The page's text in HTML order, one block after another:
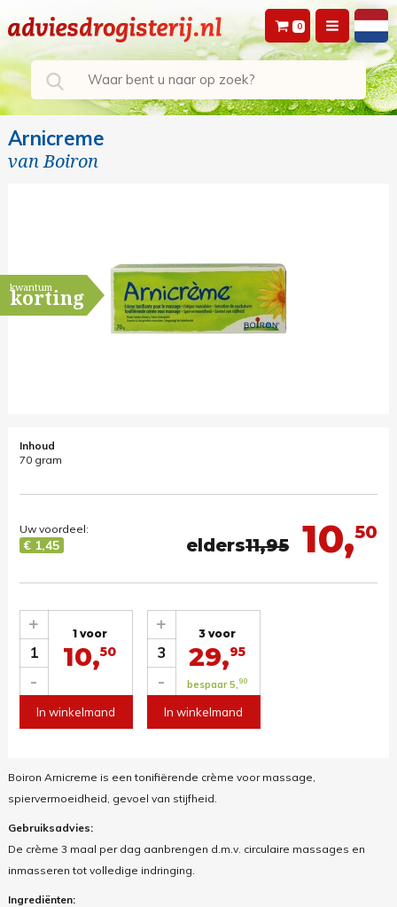
0
Arnicreme
vanBoiron
kwantum
korting
Inhoud
70 gram
10,50
elders11,95
Uw voordeel:
€ 1,45
1
-
+ 1 voor
10,50
In winkelmand
3
-
+ 3 voor
29,95
bespaar 5, 90
In winkelmand
Boiron Arnicreme is een tonifiërende crème voor massage,
spiervermoeidheid, gevoel van stijfheid.
Gebruiksadvies:
De crème 3 maal per dag aanbrengen d.m.v. circulaire massages en
inmasseren tot volledige indringing.
Ingrediënten: